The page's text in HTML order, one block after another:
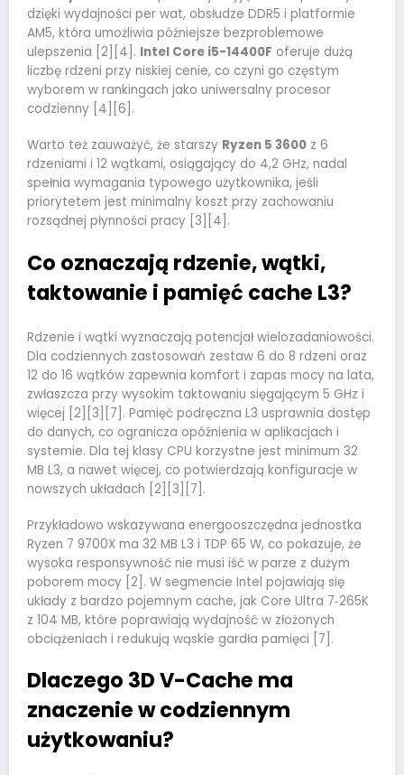
dzięki wydajności per wat, obsłudze DDR5 i platformie
AM5, która umożliwia późniejsze bezproblemowe
ulepszenia [2][4]. Intel Core i5-14400F oferuje dużą
liczbę rdzeni przy niskiej cenie, co czyni go częstym
wyborem w rankingach jako uniwersalny procesor
codzienny [4][6].
Warto też zauważyć, że starszy Ryzen 5 3600 z 6
rdzeniami i 12 wątkami, osiągający do 4,2 GHz, nadal
spełnia wymagania typowego użytkownika, jeśli
priorytetem jest minimalny koszt przy zachowaniu
rozsądnej płynności pracy [3][4].
Co oznaczają rdzenie, wątki,
taktowanie i pamięć cache L3?
Rdzenie i wątki wyznaczają potencjał wielozadaniowości.
Dla codziennych zastosowań zestaw 6 do 8 rdzeni oraz
12 do 16 wątków zapewnia komfort i zapas mocy na lata,
zwłaszcza przy wysokim taktowaniu sięgającym 5 GHz i
więcej [2][3][7]. Pamięć podręczna L3 usprawnia dostęp
do danych, co ogranicza opóźnienia w aplikacjach i
systemie. Dla tej klasy CPU korzystne jest minimum 32
MB L3, a nawet więcej, co potwierdzają konfiguracje w
nowszych układach [2][3][7].
Przykładowo wskazywana energooszczędna jednostka
Ryzen 7 9700X ma 32 MB L3 i TDP 65 W, co pokazuje, że
wysoka responsywność nie musi iść w parze z dużym
poborem mocy [2]. W segmencie Intel pojawiają się
układy z bardzo pojemnym cache, jak Core Ultra 7‑265K
z 104 MB, które poprawiają wydajność w złożonych
obciążeniach i redukują wąskie gardła pamięci [7].
Dlaczego 3D V-Cache ma
znaczenie w codziennym
użytkowaniu?